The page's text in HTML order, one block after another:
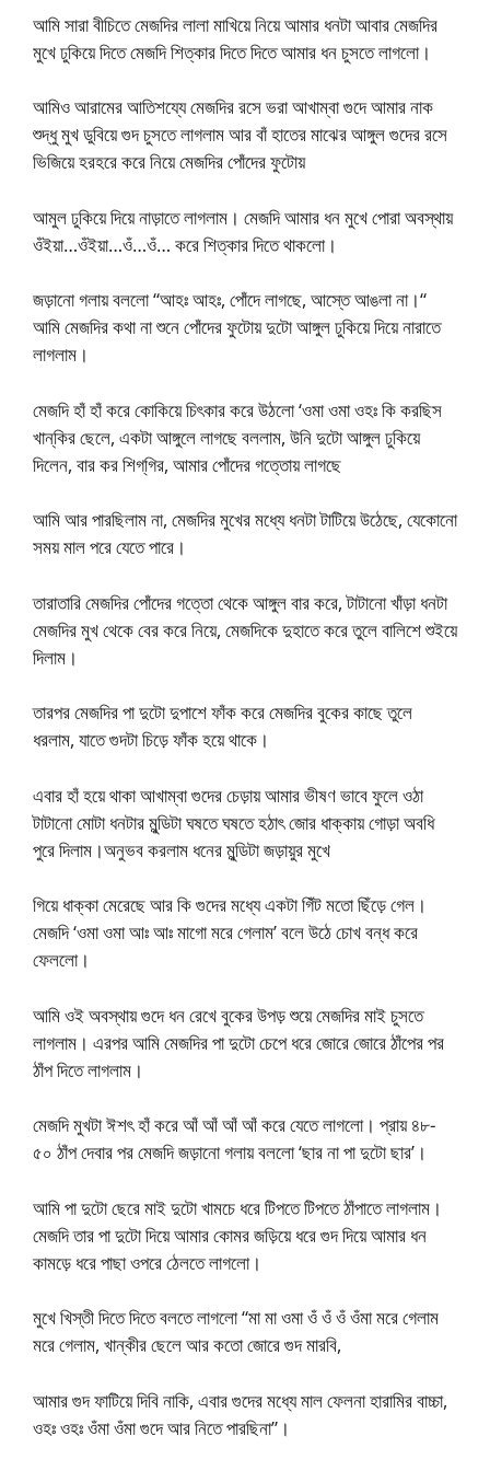
আমি সারা বীচিতে মেজদির লালা মাখিয়ে নিয়ে আমার ধনটা আবার মেজদির
মুখে ঢুকিয়ে দিতে মেজদি শিত্কার দিতে দিতে আমার ধন চুসতে লাগলো।
আমিও আরামের আতিশয্যে মেজদির রসে ভরা আখাম্বা গুদে আমার নাক
শুদ্ধু মুখ ডুবিয়ে গুদ চুসতে লাগলাম আর বাঁ হাতের মাঝের আঙ্গুল গুদের রসে
ভিজিয়ে হরহরে করে নিয়ে মেজদির পোঁদের ফুটোয়
আমুল ঢুকিয়ে দিয়ে নাড়াতে লাগলাম। মেজদি আমার ধন মুখে পোরা অবস্থায়
ওঁইয়া…ওঁইয়া…ওঁ…ওঁ… করে শিত্কার দিতে থাকলো।
জড়ানো গলায় বললো “আহঃ আহঃ, পোঁদে লাগছে, আস্তে আঙলা না।“
আমি মেজদির কথা না শুনে পোঁদের ফুটোয় দুটো আঙ্গুল ঢুকিয়ে দিয়ে নারাতে
লাগলাম।
মেজদি হাঁ হাঁ করে কোকিয়ে চিৎকার করে উঠলো ‘ওমা ওমা ওহঃ কি করছিস
খান্‌কির ছেলে, একটা আঙ্গুলে লাগছে বললাম, উনি দুটো আঙ্গুল ঢুকিয়ে
দিলেন, বার কর শিগ্‌গির, আমার পোঁদের গত্তোয় লাগছে
আমি আর পারছিলাম না, মেজদির মুখের মধ্যে ধনটা টাটিয়ে উঠেছে, যেকোনো
সময় মাল পরে যেতে পারে।
তারাতারি মেজদির পোঁদের গত্তো থেকে আঙ্গুল বার করে, টাটানো খাঁড়া ধনটা
মেজদির মুখ থেকে বের করে নিয়ে, মেজদিকে দুহাতে করে তুলে বালিশে শুইয়ে
দিলাম।
তারপর মেজদির পা দুটো দুপাশে ফাঁক করে মেজদির বুকের কাছে তুলে
ধরলাম, যাতে গুদটা চিড়ে ফাঁক হয়ে থাকে।
এবার হাঁ হয়ে থাকা আখাম্বা গুদের চেড়ায় আমার ভীষণ ভাবে ফুলে ওঠা
টাটানো মোটা ধনটার মুন্ডিটা ঘষতে ঘষতে হঠাৎ জোর ধাক্কায় গোড়া অবধি
পুরে দিলাম।অনুভব করলাম ধনের মুন্ডিটা জড়ায়ুর মুখে
গিয়ে ধাক্কা মেরেছে আর কি গুদের মধ্যে একটা গিঁট মতো ছিঁড়ে গেল।
মেজদি ‘ওমা ওমা আঃ আঃ মাগো মরে গেলাম’ বলে উঠে চোখ বন্ধ করে
ফেললো।
আমি ওই অবস্থায় গুদে ধন রেখে বুকের উপড় শুয়ে মেজদির মাই চুসতে
লাগলাম। এরপর আমি মেজদির পা দুটো চেপে ধরে জোরে জোরে ঠাঁপের পর
ঠাঁপ দিতে লাগলাম।
মেজদি মুখটা ঈশৎ হাঁ করে আঁ আঁ আঁ আঁ করে যেতে লাগলো। প্রায় ৪৮-
৫০ ঠাঁপ দেবার পর মেজদি জড়ানো গলায় বললো ‘ছার না পা দুটো ছার’।
আমি পা দুটো ছেরে মাই দুটো খামচে ধরে টিপতে টিপতে ঠাঁপাতে লাগলাম।
মেজদি তার পা দুটো দিয়ে আমার কোমর জড়িয়ে ধরে গুদ দিয়ে আমার ধন
কামড়ে ধরে পাছা ওপরে ঠেলতে লাগলো।
মুখে খিস্তী দিতে দিতে বলতে লাগলো “মা মা ওমা ওঁ ওঁ ওঁ ওঁমা মরে গেলাম
মরে গেলাম, খান্‌কীর ছেলে আর কতো জোরে গুদ মারবি,
আমার গুদ ফাটিয়ে দিবি নাকি, এবার গুদের মধ্যে মাল ফেলনা হারামির বাচ্চা,
ওহঃ ওহঃ ওঁমা ওঁমা গুদে আর নিতে পারছিনা”।